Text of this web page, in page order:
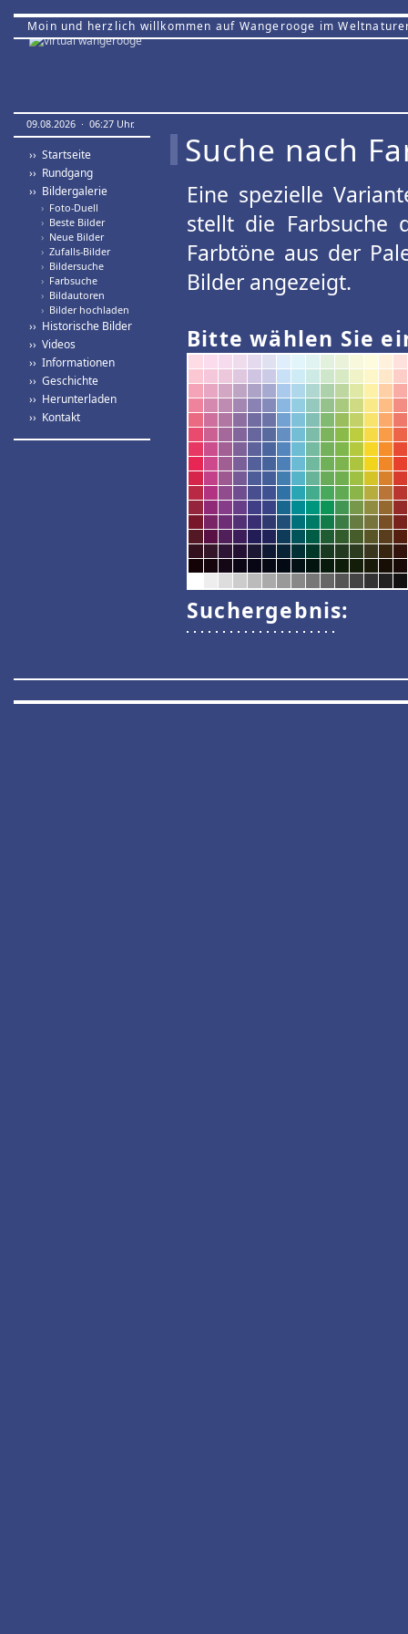
Moin und herzlich willkommen auf Wangerooge im
09.08.2026 · 06:27 Uhr.
›› Startseite
›› Rundgang
›› Bildergalerie
› Foto-Duell
› Beste Bilder
› Neue Bilder
› Zufalls-Bilder
› Bildersuche
› Farbsuche
› Bildautoren
› Bilder hochladen
›› Historische Bilder
›› Videos
›› Informationen
›› Geschichte
›› Herunterladen
›› Kontakt
Suche nach
Eine spezielle
stellt die Farbsuche
Farbtöne aus der
Bilder angezeigt.
Bitte wählen Sie
Suchergebnis: